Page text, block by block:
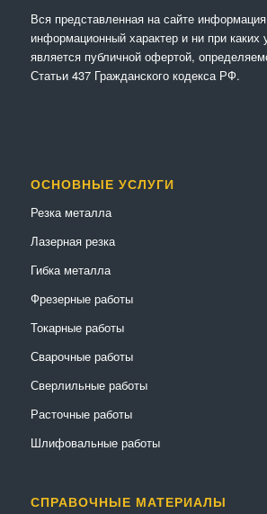
Вся представленная на сайте
информационный характер и ни при каких
является публичной офертой,
Статьи 437 Гражданского кодекса РФ.
ОСНОВНЫЕ УСЛУГИ
Резка металла
Лазерная резка
Гибка металла
Фрезерные работы
Токарные работы
Сварочные работы
Сверлильные работы
Расточные работы
Шлифовальные работы
СПРАВОЧНЫЕ МАТЕРИАЛЫ